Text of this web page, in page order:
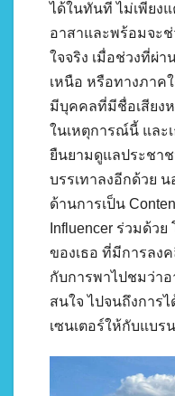
ได้ในทันที ไม่เพียง
อาสาและพร้อมจะ
ใจจริง เมื่อช่วงที่ผ่า
เหนือ หรือทางภา
มีบุคคลที่มีชื่อเสียง
ในเหตุการณ์นี้ และ
ยืนยามดูแลประชา
บรรเทาลงอีกด้วย
ด้านการเป็น
Influencer ร่วมด้วย
ของเธอ ที่มีการลง
กับการพาไปชมว่า
สนใจ ไปจนถึงการ
เซนเตอร์ให้กับแบร